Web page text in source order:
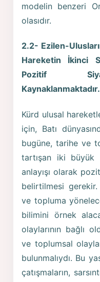
modelin benzeri
olasıdır.
2.2- Ezilen-
Hareketin İkinci
Pozitif
Kaynaklanmaktadır.
Kürd ulusal
için, Batı
bugüne, tarihe ve
tartışan iki
anlayışı olarak
belirtilmesi
ve topluma
bilimini örnek
olaylarının bağlı
ve toplumsal
bulunmalıydı. Bu
çatışmaların,